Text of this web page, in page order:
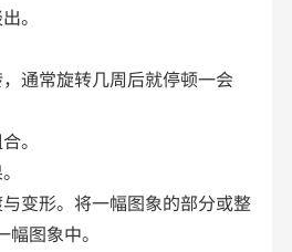
。
，通常旋转几周后就停顿一会
。
与变形。将一幅图象的部分或整
图象中。